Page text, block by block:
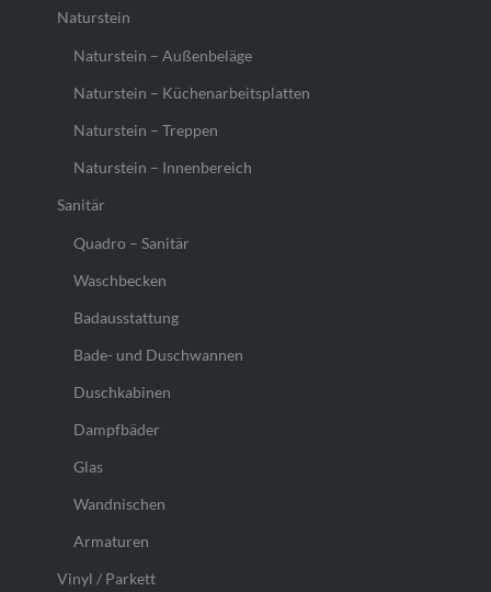
Naturstein
Naturstein – Außenbeläge
Naturstein – Küchenarbeitsplatten
Naturstein – Treppen
Naturstein – Innenbereich
Sanitär
Quadro – Sanitär
Waschbecken
Badausstattung
Bade- und Duschwannen
Duschkabinen
Dampfbäder
Glas
Wandnischen
Armaturen
Vinyl / Parkett